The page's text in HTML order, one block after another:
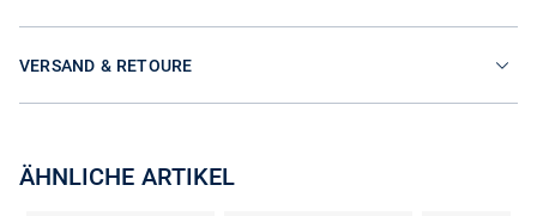
VERSAND & RETOURE
ÄHNLICHE ARTIKEL